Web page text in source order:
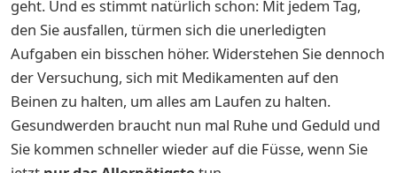
geht. Und es stimmt natürlich schon: Mit jedem Tag,
den Sie ausfallen, türmen sich die unerledigten
Aufgaben ein bisschen höher. Widerstehen Sie dennoch
der Versuchung, sich mit Medikamenten auf den
Beinen zu halten, um alles am Laufen zu halten.
Gesundwerden braucht nun mal Ruhe und Geduld und
Sie kommen schneller wieder auf die Füsse, wenn Sie